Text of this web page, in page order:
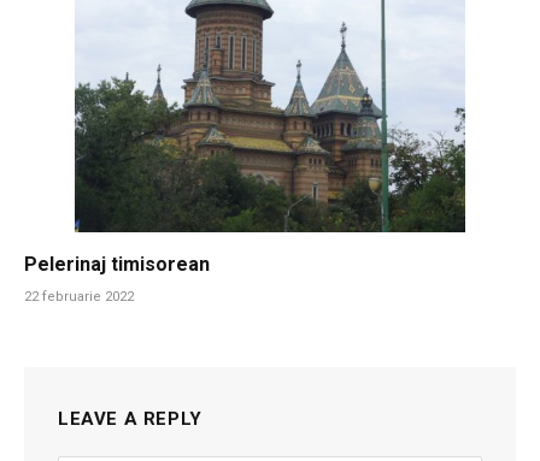
Pelerinaj timisorean
22 februarie 2022
LEAVE A REPLY